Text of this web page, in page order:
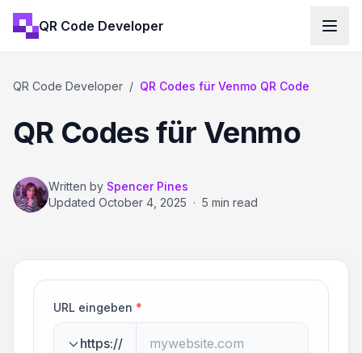
QR Code Developer
QR Code Developer / QR Codes für Venmo QR Code
QR Codes für Venmo
Written by Spencer Pines
Updated October 4, 2025 · 5 min read
URL eingeben *
https://